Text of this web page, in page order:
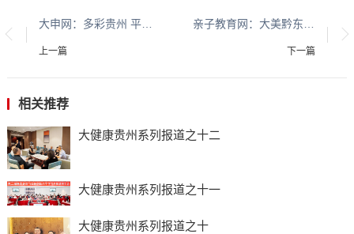
大申网：多彩贵州 平安黔行系列报道之九十二
上一篇 下一篇
相关推荐
大健康贵州系列报道之十二
大健康贵州系列报道之十一
大健康贵州系列报道之十